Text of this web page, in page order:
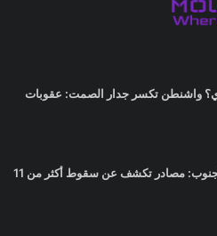
واشنطن تكسر جدار الصمت: عقوبات
مجزرة في الجنوب: مصادر تكشف عن سقوط أكثر من 11